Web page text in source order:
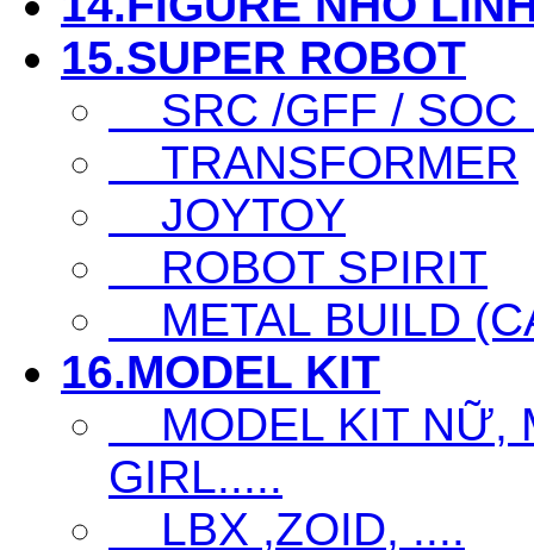
15.SUPER ROBOT
SRC /GFF / SOC
TRANSFORMER
JOYTOY
ROBOT SPIRIT
METAL BUILD
16.MODEL KIT
MODEL KIT NỮ,
GIRL.....
LBX ,ZOID, ....